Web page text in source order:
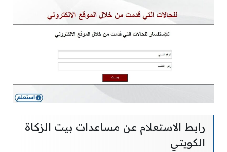
رابط الاستعلام عن مساعدات بيت الزكاة
الكويتي